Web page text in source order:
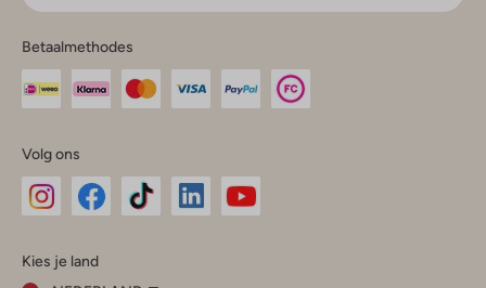
Betaalmethodes
Volg ons
InstagramFacebook
Kies je land